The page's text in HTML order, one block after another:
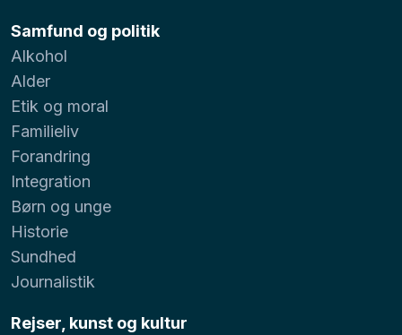
Samfund og politik
Alkohol
Alder
Etik og moral
Familieliv
Forandring
Integration
Børn og unge
Historie
Sundhed
Journalistik
Rejser, kunst og kultur